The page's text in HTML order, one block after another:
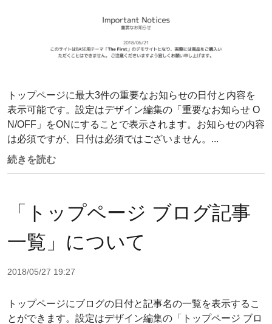
トップページに最大3件の重要なお知らせの日付と内容を
表示可能です。設定はデザイン編集の「重要なお知らせ O
N/OFF」をONにすることで表示されます。お知らせの内容
は必須ですが、日付は必須ではございません。...
続きを読む
「トップページ ブログ記事
一覧」について
2018/05/27 19:27
トップページにブログの日付と記事名の一覧を表示するこ
とができます。設定はデザイン編集の「トップページ ブロ